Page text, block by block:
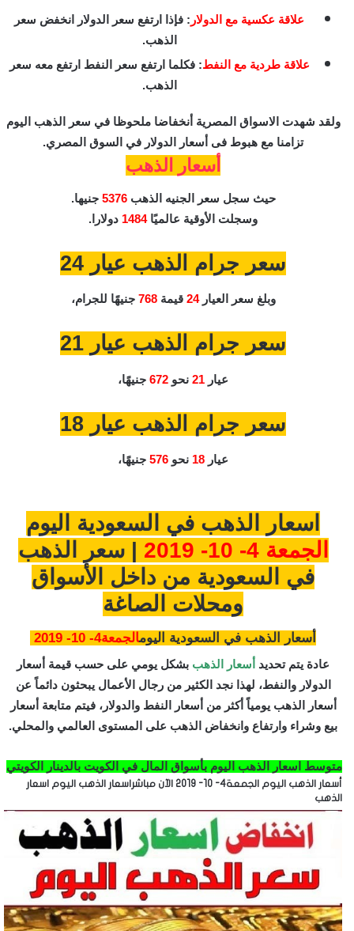
علاقة عكسية مع الدولار : فإذا ارتفع سعر الدولار انخفض سعر
الذهب.
علاقة طردية مع النفط: فكلما ارتفع سعر النفط ارتفع معه سعر
الذهب.
ولقد شهدت الاسواق المصرية أنخفاضا ملحوظا في سعر الذهب اليوم
تزامنا مع هبوط فى أسعار الدولار في السوق المصري.
أسعار الذهب
حيث سجل سعر الجنيه الذهب5376 جنيها.
وسجلت الأوقية عالميًا1484 دولارا.
سعر جرام الذهب عيار 24
وبلغ سعر العيار24 قيمة768 جنيهًا للجرام،
سعر جرام الذهب عيار 21
عيار 21 نحو 672 جنيهًا،
سعر جرام الذهب عيار 18
عيار 18 نحو 576 جنيهًا،
اسعار الذهب في السعودية اليوم
الجمعة 4- 10- 2019
| سعر الذهب
في السعودية من داخل الأسواق
ومحلات الصاغة
أسعار الذهب في السعودية اليومالجمعة4- 10- 2019
عادة يتم تحديد أسعار الذهب بشكل يومي على حسب قيمة أسعار
الدولار والنفط، لهذا نجد الكثير من رجال الأعمال يبحثون دائماً عن
أسعار الذهب يومياً أكثر من أسعار النفط والدولار، فيتم متابعة أسعار
بيع وشراء وارتفاع وانخفاض الذهب على المستوى العالمي والمحلي.
متوسط اسعار الذهب اليوم بأسواق المال في الكويت بالدينار الكويتي
أسعار الذهب اليوم الجمعة4- 10- 2019 الآن مباشراسعار الذهب اليوم اسعار
الذهب